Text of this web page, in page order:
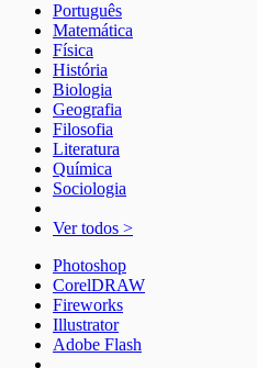
Português
Matemática
Física
História
Biologia
Geografia
Filosofia
Literatura
Química
Sociologia
Ver todos >
Photoshop
CorelDRAW
Fireworks
Illustrator
Adobe Flash